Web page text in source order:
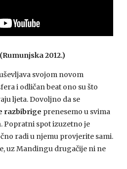
2012.)
svojom novom
i odličan beat ono su što
ljeta. Dovoljno da se
razbibrige prenesemo u svima
Popratni spot izuzetno je
radi u njemu provjerite sami.
uz Mandingu drugačije ni ne